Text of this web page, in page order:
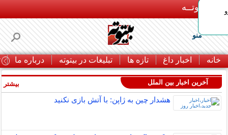
بـیتوتــه
منو
خانه اخبار داغ تازه ها تبلیغات در بیتوته درباره ما
آخرین اخبار بین الملل
هشدار چین به ژاپن: با آتش بازی نکنید
بیشتر